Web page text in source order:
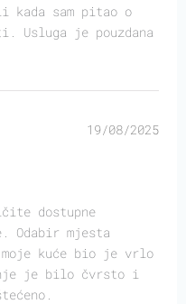
kada sam pitao o
Usluga je pouzdana
19/08/2025
dostupne
Odabir mjesta
kuće bio je vrlo
je bilo čvrsto i